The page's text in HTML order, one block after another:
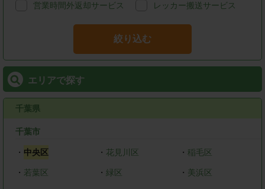
営業時間外返却サービス レッカー搬送サービス
絞り込む
エリアで探す
千葉県
千葉市
・ 中央区 ・ 花見川区 ・稲毛区
・ 若葉区 ・ 緑区 ・ 美浜区